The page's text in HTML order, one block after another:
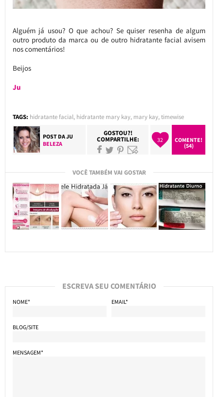
Alguém já usou? O que achou? Se quiser resenha de algum
outro produto da marca ou de outro hidratante facial avisem
nos comentários!
Beijos
Ju
TAGS: hidratante facial, hidratante mary kay, mary kay,timewise
POST DAJU
BELEZA
GOSTOU?!
COMPARTILHE: 32
COMENTE!
(54)
VOCÊ TAMBÉM VAI GOSTAR
ESCREVA SEU COMENTÁRIO
NOME* EMAIL*
BLOG/SITE
MENSAGEM*